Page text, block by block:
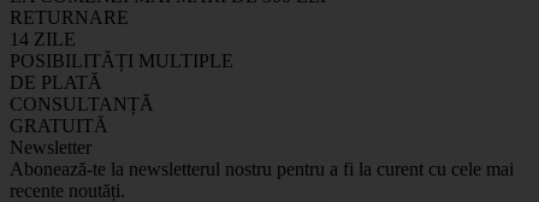
RETURNARE
14 ZILE
POSIBILITĂȚI MULTIPLE
DE PLATĂ
CONSULTANȚĂ
GRATUITĂ
Newsletter
Abonează-te la newsletterul nostru pentru a fi la curent cu cele mai
recente noutăți.